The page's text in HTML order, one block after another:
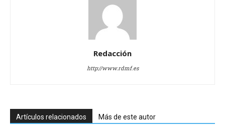
Redacción
http://www.rdmf.es
Artículos relacionados Más de este autor